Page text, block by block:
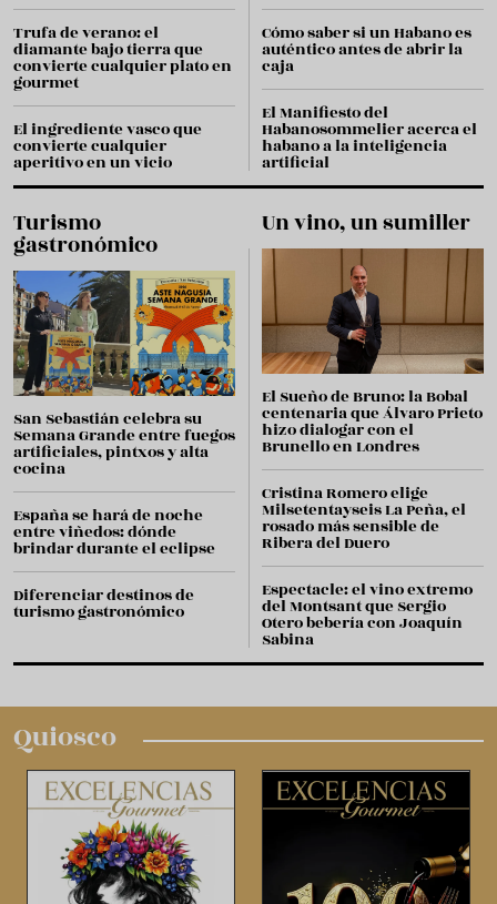
Trufa de verano: el
diamante bajo tierra que
convierte cualquier plato en
gourmet
El ingrediente vasco que
convierte cualquier
aperitivo en un vicio
Cómo saber si un Habano es
auténtico antes de abrir la
caja
El Manifiesto del
Habanosommelier acerca el
habano a la inteligencia
artificial
Turismo
gastronómico
San Sebastián celebra su
Semana Grande entre fuegos
artificiales, pintxos y alta
cocina
España se hará de noche
entre viñedos: dónde
brindar durante el eclipse
Diferenciar destinos de
turismo gastronómico
Un vino, un sumiller
El Sueño de Bruno: la Bobal
centenaria que Álvaro Prieto
hizo dialogar con el
Brunello en Londres
Cristina Romero elige
Milsetentayseis La Peña, el
rosado más sensible de
Ribera del Duero
Espectacle: el vino extremo
del Montsant que Sergio
Otero bebería con Joaquín
Sabina
Quiosco